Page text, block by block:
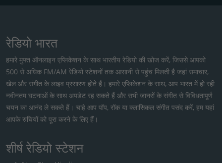
रेडियो भारत
हमारे मुफ्त ऑनलाइन एप्लिकेशन के साथ भारतीय रेडियो की खोज करें, जिससे आपको
500 से अधिक FM/AM रेडियो स्टेशनों तक आसानी से पहुंच मिलती है जहां समाचार,
खेल और संगीत के लाइव प्रसारण होते हैं। हमारे एप्लिकेशन के साथ, आप भारत में हो रही
नवीनतम घटनाओं के साथ अपडेट रह सकते हैं और सभी जानरों के संगीत से विविधतापूर्ण
चयन का आनंद ले सकते हैं। चाहे आप पॉप, रॉक या क्लासिकल संगीत पसंद करें, हम यहां
आपके रुचियों को पूरा करने के लिए हैं।
शीर्ष रेडियो स्टेशन